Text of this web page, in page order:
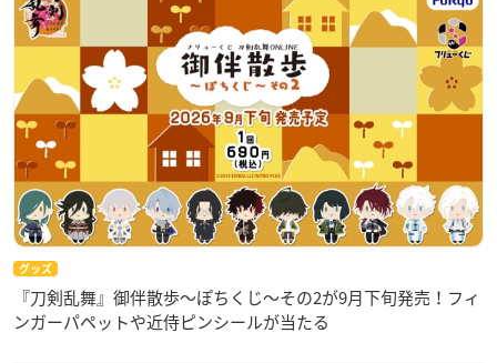
グッズ
『刀剣乱舞』御伴散歩～ぽちくじ～その2が9月下旬発売！フィ
ンガーパペットや近侍ピンシールが当たる